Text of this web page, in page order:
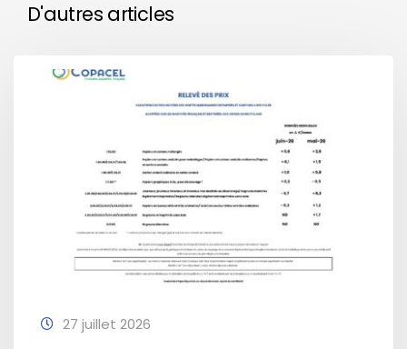
D'autres articles
27 juillet 2026